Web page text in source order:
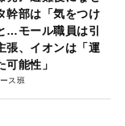
幹部は「気をつけ
…モール職員は引
張、イオンは「運
能性」
ス班